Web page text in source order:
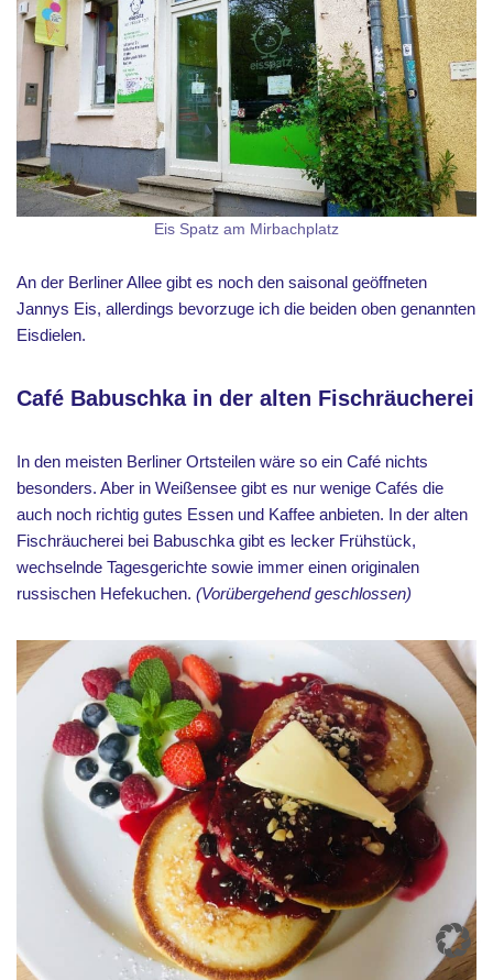
Eis Spatz am Mirbachplatz
An der Berliner Allee gibt es noch den saisonal geöffneten
Jannys Eis, allerdings bevorzuge ich die beiden oben genannten
Eisdielen.
Café Babuschka in der alten Fischräucherei
In den meisten Berliner Ortsteilen wäre so ein Café nichts
besonders. Aber in Weißensee gibt es nur wenige Cafés die
auch noch richtig gutes Essen und Kaffee anbieten. In der alten
Fischräucherei bei Babuschka gibt es lecker Frühstück,
wechselnde Tagesgerichte sowie immer einen originalen
russischen Hefekuchen. (Vorübergehend geschlossen)